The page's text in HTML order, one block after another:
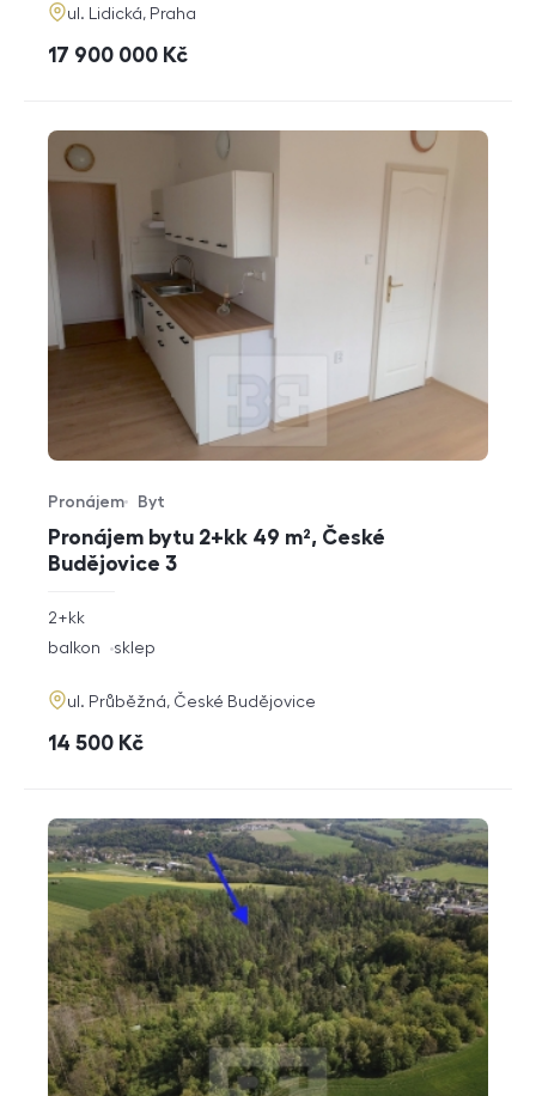
adresa
ul. Lidická, Praha
cena
17 900 000 Kč
Pronájem bytu 2+kk 49 m², České
Budějovice 3
Typ nabídky
Pronájem
Typ nemovitosti
Byt
rozměry
dispozice
2+kk
funkce
balkon sklep
adresa
ul. Průběžná, České Budějovice
cena
14 500 Kč